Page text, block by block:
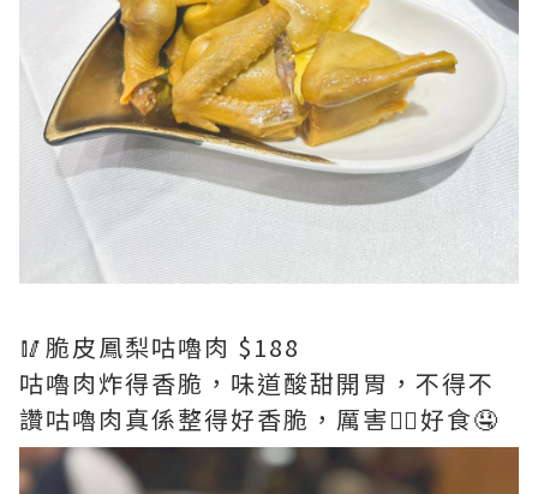
🥢脆皮鳳梨咕嚕肉 $188
咕嚕肉炸得香脆，味道酸甜開胃，不得不
讚咕嚕肉真係整得好香脆，厲害👍🏻好食🤤